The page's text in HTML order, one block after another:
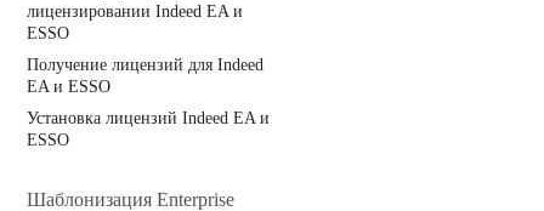
лицензировании Indeed EA и
ESSO
Получение лицензий для Indeed
EA и ESSO
Установка лицензий Indeed EA и
ESSO
Шаблонизация Enterprise